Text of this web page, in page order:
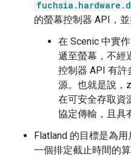
的螢幕控制器 API，並
在 Scenic 中實
遞至螢幕，不經
控制器 API 有許
源。也就是說，
在可安全存取資
協定傳輸，且具
Flatland 的目標是為
一個排定截止時間的